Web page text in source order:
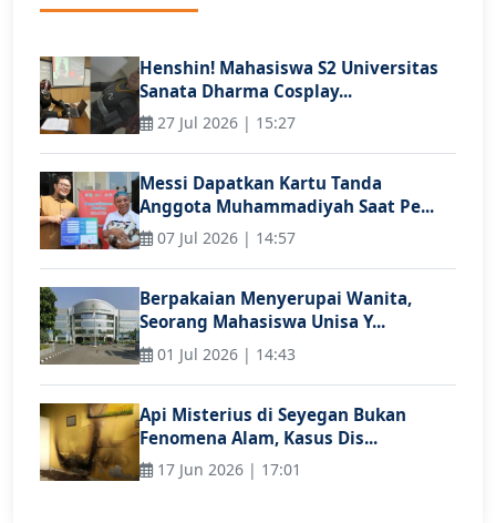
Henshin! Mahasiswa S2 Universitas
Sanata Dharma Cosplay...
27 Jul 2026 | 15:27
Messi Dapatkan Kartu Tanda
Anggota Muhammadiyah Saat Pe...
07 Jul 2026 | 14:57
Berpakaian Menyerupai Wanita,
Seorang Mahasiswa Unisa Y...
01 Jul 2026 | 14:43
Api Misterius di Seyegan Bukan
Fenomena Alam, Kasus Dis...
17 Jun 2026 | 17:01